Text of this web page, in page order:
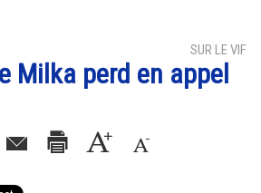
SUR LE VIF
Milka perd en appel